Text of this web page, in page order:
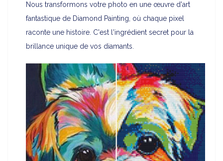
Nous transformons votre photo en une œuvre d'art
fantastique de Diamond Painting, où chaque pixel
raconte une histoire. C'est l'ingrédient secret pour la
brillance unique de vos diamants.